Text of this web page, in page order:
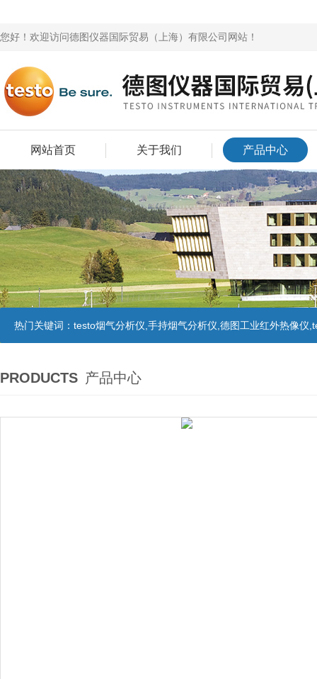
您好！欢迎访问德图仪器国际贸易（上海）有限公司网站！
网站首页 关于我们 产品中心
热门关键词： testo烟气分析仪,手持烟气分析仪,德图工业红外热像仪
PRODUCTS 产品中心